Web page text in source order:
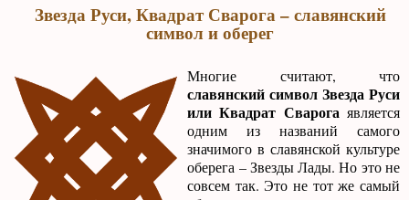
Звезда Руси, Квадрат Сварога – славянский
символ и оберег
Многие считают, что
славянский символ Звезда Руси
или Квадрат Сварога является
одним из названий самого
значимого в славянской культуре
оберега – Звезды Лады. Но это не
совсем так. Это не тот же самый